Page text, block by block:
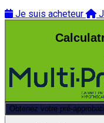
Je suis acheteur
Obtenez votre pré-